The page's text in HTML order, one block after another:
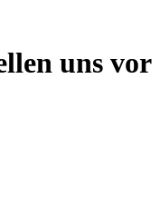
uns vor